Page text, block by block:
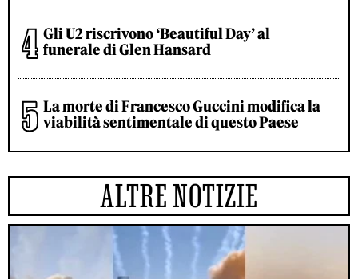
Gli U2 riscrivono ‘Beautiful Day’ al
funerale di Glen Hansard
La morte di Francesco Guccini modifica la
viabilità sentimentale di questo Paese
ALTRE NOTIZIE